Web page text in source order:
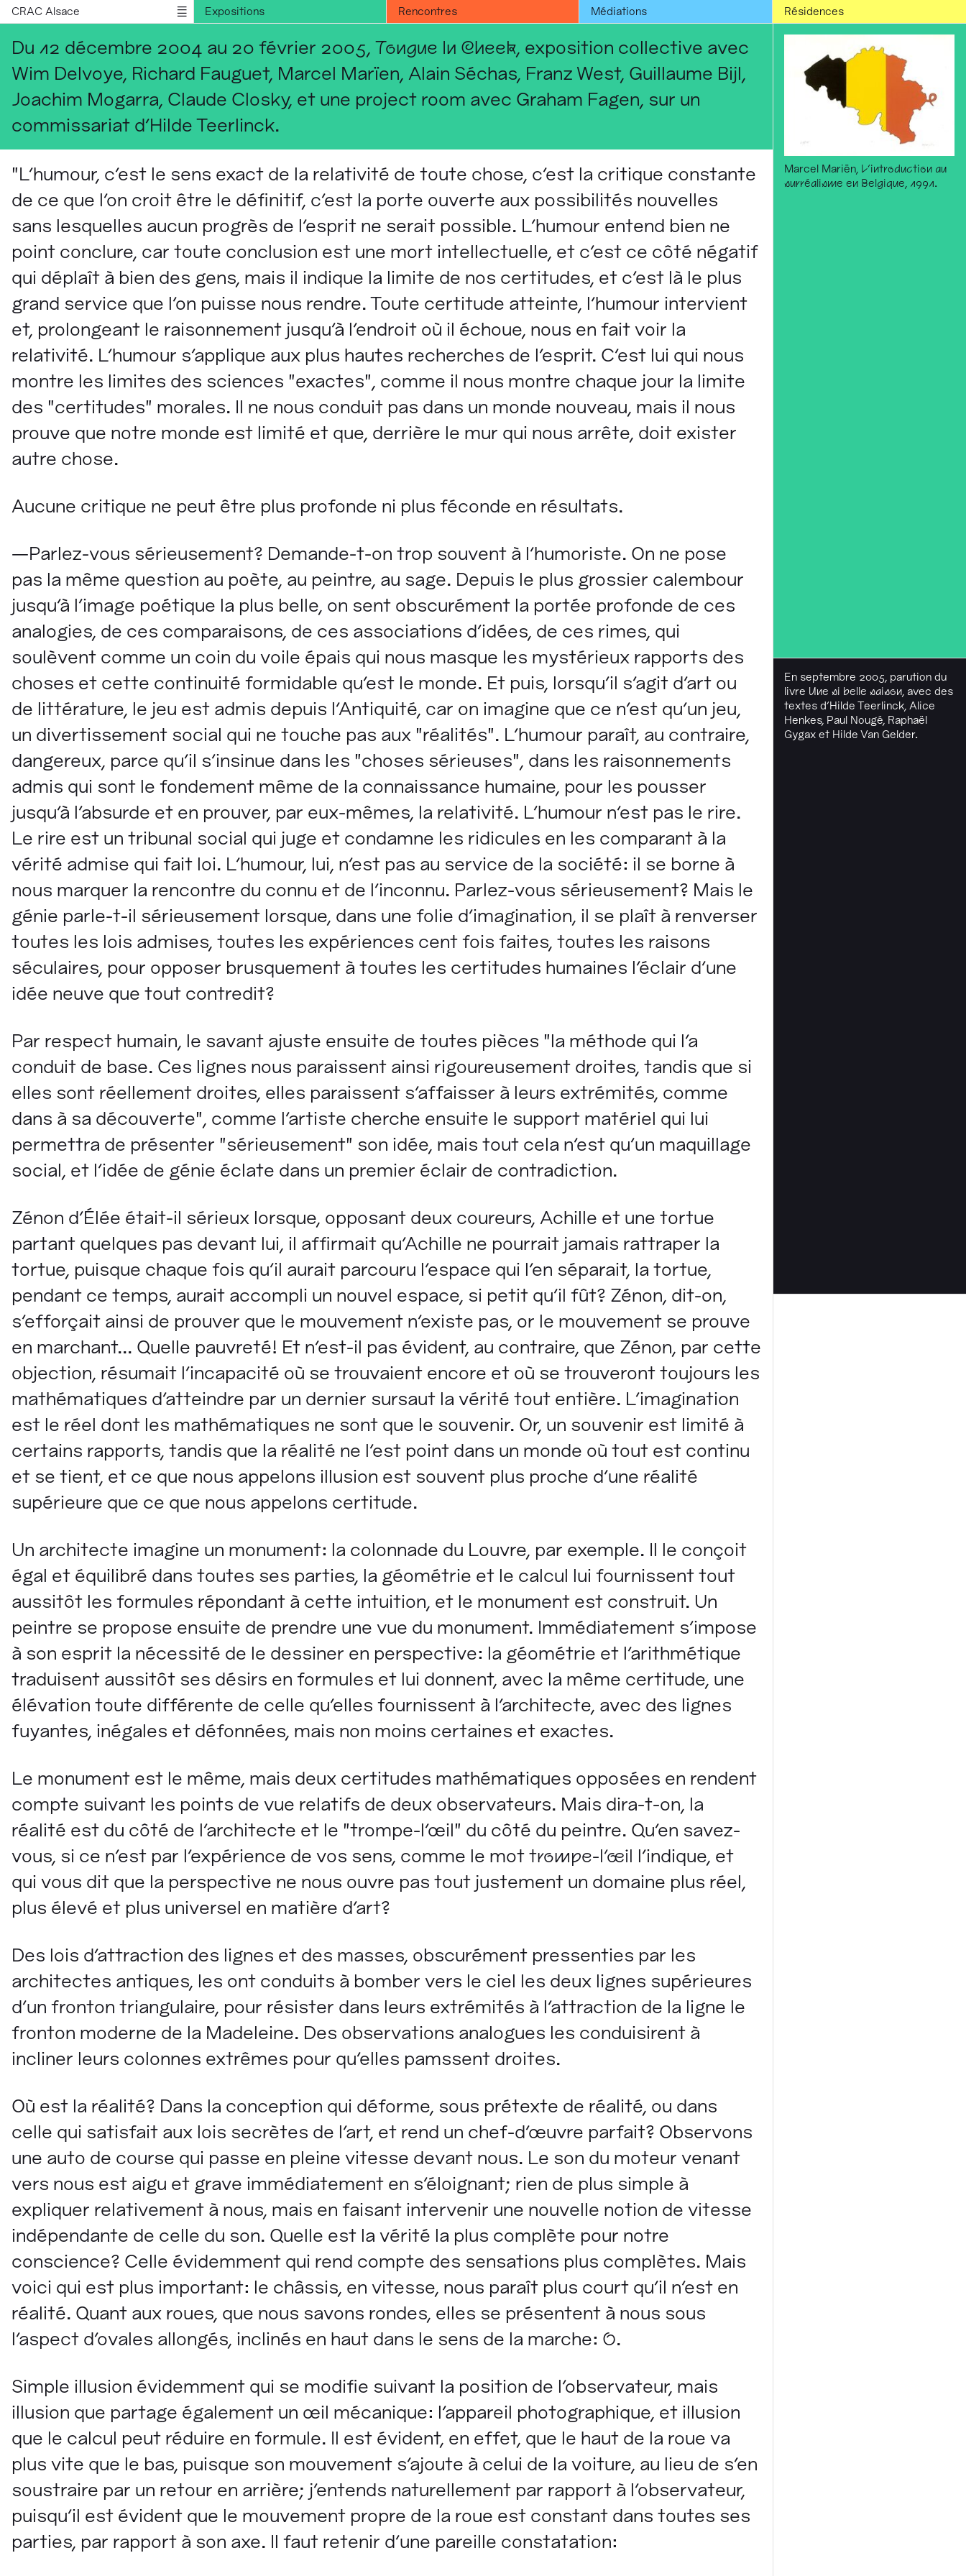
CRAC Alsace Expositions Rencontres Médiations
Résidences
Informations
English version
Du 12 décembre 2004 au 20 février 2005, Tongue In Cheek, exposition collective avec
Wim Delvoye, Richard Fauguet, Marcel Marïen, Alain Séchas, Franz West, Guillaume Bijl,
Joachim Mogarra, Claude Closky, et une project room avec Graham Fagen, sur un
commissariat d'Hilde Teerlinck.
"L'humour, c'est le sens exact de la relativité de toute chose, c'est la critique constante
de ce que l'on croit être le définitif, c'est la porte ouverte aux possibilités nouvelles
sans lesquelles aucun progrès de l'esprit ne serait possible. L'humour entend bien ne
point conclure, car toute conclusion est une mort intellectuelle, et c'est ce côté négatif
qui déplaît à bien des gens, mais il indique la limite de nos certitudes, et c'est là le plus
grand service que l'on puisse nous rendre. Toute certitude atteinte, l'humour intervient
et, prolongeant le raisonnement jusqu'à l'endroit où il échoue, nous en fait voir la
relativité. L'humour s'applique aux plus hautes recherches de l'esprit. C'est lui qui nous
montre les limites des sciences "exactes", comme il nous montre chaque jour la limite
des "certitudes" morales. Il ne nous conduit pas dans un monde nouveau, mais il nous
prouve que notre monde est limité et que, derrière le mur qui nous arrête, doit exister
autre chose.
Aucune critique ne peut être plus profonde ni plus féconde en résultats.
—Parlez-vous sérieusement? Demande-t-on trop souvent à l'humoriste. On ne pose
pas la même question au poète, au peintre, au sage. Depuis le plus grossier calembour
jusqu'à l'image poétique la plus belle, on sent obscurément la portée profonde de ces
analogies, de ces comparaisons, de ces associations d'idées, de ces rimes, qui
soulèvent comme un coin du voile épais qui nous masque les mystérieux rapports des
choses et cette continuité formidable qu'est le monde. Et puis, lorsqu'il s'agit d'art ou
de littérature, le jeu est admis depuis l'Antiquité, car on imagine que ce n'est qu'un jeu,
un divertissement social qui ne touche pas aux "réalités". L'humour paraît, au contraire,
dangereux, parce qu'il s'insinue dans les "choses sérieuses", dans les raisonnements
admis qui sont le fondement même de la connaissance humaine, pour les pousser
jusqu'à l'absurde et en prouver, par eux-mêmes, la relativité. L'humour n'est pas le rire.
Le rire est un tribunal social qui juge et condamne les ridicules en les comparant à la
vérité admise qui fait loi. L'humour, lui, n'est pas au service de la société: il se borne à
nous marquer la rencontre du connu et de l'inconnu. Parlez-vous sérieusement? Mais le
génie parle-t-il sérieusement lorsque, dans une folie d'imagination, il se plaît à renverser
toutes les lois admises, toutes les expériences cent fois faites, toutes les raisons
séculaires, pour opposer brusquement à toutes les certitudes humaines l'éclair d'une
idée neuve que tout contredit?
Par respect humain, le savant ajuste ensuite de toutes pièces "la méthode qui l'a
conduit de base. Ces lignes nous paraissent ainsi rigoureusement droites, tandis que si
elles sont réellement droites, elles paraissent s'affaisser à leurs extrémités, comme
dans à sa découverte", comme l'artiste cherche ensuite le support matériel qui lui
permettra de présenter "sérieusement" son idée, mais tout cela n'est qu'un maquillage
social, et l'idée de génie éclate dans un premier éclair de contradiction.
Zénon d'Élée était-il sérieux lorsque, opposant deux coureurs, Achille et une tortue
partant quelques pas devant lui, il affirmait qu'Achille ne pourrait jamais rattraper la
tortue, puisque chaque fois qu'il aurait parcouru l'espace qui l'en séparait, la tortue,
pendant ce temps, aurait accompli un nouvel espace, si petit qu'il fût? Zénon, dit-on,
s'efforçait ainsi de prouver que le mouvement n'existe pas, or le mouvement se prouve
en marchant... Quelle pauvreté! Et n'est-il pas évident, au contraire, que Zénon, par cette
objection, résumait l'incapacité où se trouvaient encore et où se trouveront toujours les
mathématiques d'atteindre par un dernier sursaut la vérité tout entière. L'imagination
est le réel dont les mathématiques ne sont que le souvenir. Or, un souvenir est limité à
certains rapports, tandis que la réalité ne l'est point dans un monde où tout est continu
et se tient, et ce que nous appelons illusion est souvent plus proche d'une réalité
supérieure que ce que nous appelons certitude.
Un architecte imagine un monument: la colonnade du Louvre, par exemple. Il le conçoit
égal et équilibré dans toutes ses parties, la géométrie et le calcul lui fournissent tout
aussitôt les formules répondant à cette intuition, et le monument est construit. Un
peintre se propose ensuite de prendre une vue du monument. Immédiatement s'impose
à son esprit la nécessité de le dessiner en perspective: la géométrie et l'arithmétique
traduisent aussitôt ses désirs en formules et lui donnent, avec la même certitude, une
élévation toute différente de celle qu'elles fournissent à l'architecte, avec des lignes
fuyantes, inégales et défonnées, mais non moins certaines et exactes.
Le monument est le même, mais deux certitudes mathématiques opposées en rendent
compte suivant les points de vue relatifs de deux observateurs. Mais dira-t-on, la
réalité est du côté de l'architecte et le "trompe-l'œil" du côté du peintre. Qu'en savez-
vous, si ce n'est par l'expérience de vos sens, comme le mot trompe-l'œil l'indique, et
qui vous dit que la perspective ne nous ouvre pas tout justement un domaine plus réel,
plus élevé et plus universel en matière d'art?
Des lois d'attraction des lignes et des masses, obscurément pressenties par les
architectes antiques, les ont conduits à bomber vers le ciel les deux lignes supérieures
d'un fronton triangulaire, pour résister dans leurs extrémités à l'attraction de la ligne le
fronton moderne de la Madeleine. Des observations analogues les conduisirent à
incliner leurs colonnes extrêmes pour qu'elles pamssent droites.
Où est la réalité? Dans la conception qui déforme, sous prétexte de réalité, ou dans
celle qui satisfait aux lois secrètes de l'art, et rend un chef-d'œuvre parfait? Observons
une auto de course qui passe en pleine vitesse devant nous. Le son du moteur venant
vers nous est aigu et grave immédiatement en s'éloignant; rien de plus simple à
expliquer relativement à nous, mais en faisant intervenir une nouvelle notion de vitesse
indépendante de celle du son. Quelle est la vérité la plus complète pour notre
conscience? Celle évidemment qui rend compte des sensations plus complètes. Mais
voici qui est plus important: le châssis, en vitesse, nous paraît plus court qu'il n'est en
réalité. Quant aux roues, que nous savons rondes, elles se présentent à nous sous
l'aspect d'ovales allongés, inclinés en haut dans le sens de la marche: O.
Simple illusion évidemment qui se modifie suivant la position de l'observateur, mais
illusion que partage également un œil mécanique: l'appareil photographique, et illusion
que le calcul peut réduire en formule. Il est évident, en effet, que le haut de la roue va
plus vite que le bas, puisque son mouvement s'ajoute à celui de la voiture, au lieu de s'en
soustraire par un retour en arrière; j'entends naturellement par rapport à l'observateur,
puisqu'il est évident que le mouvement propre de la roue est constant dans toutes ses
parties, par rapport à son axe. Il faut retenir d'une pareille constatation:
Marcel Mariën, L'introduction au
surréalisme en Belgique , 1991.
En septembre 2005, parution du
livre Une si belle saison , avec des
textes d'Hilde Teerlinck, Alice
Henkes, Paul Nougé, Raphaël
Gygax et Hilde Van Gelder.